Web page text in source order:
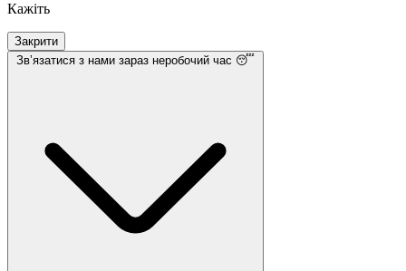
Кажіть
Закрити
Звʼязатися з нами зараз неробочий час 😴